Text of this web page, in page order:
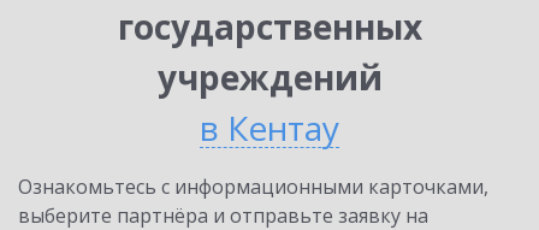
государственных
учреждений
в Кентау
Ознакомьтесь с информационными карточками,
выберите партнёра и отправьте заявку на